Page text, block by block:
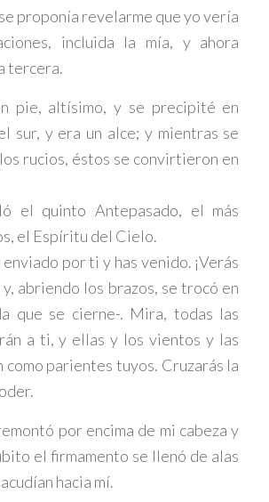
proponía revelarme que yo vería
incluida la mía, y ahora
tercera.
pie, altísimo, y se precipité en
sur, y era un alce; y mientras se
rucios, éstos se convirtieron en
el quinto Antepasado, el más
el Espíritu del Cielo.
por ti y has venido. ¡Verás
abriendo los brazos, se trocó en
que se cierne-. Mira, todas las
a ti, y ellas y los vientos y las
como parientes tuyos. Cruzarás la
por encima de mi cabeza y
el firmamento se llenó de alas
hacia mí.